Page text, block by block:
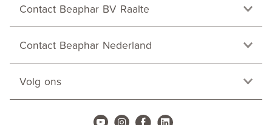
Contact Beaphar BV Raalte
Contact Beaphar Nederland
Volg ons